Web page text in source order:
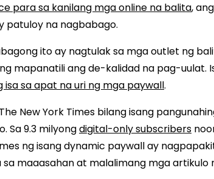
para sa kanilang mga online na balita,
patuloy na nagbabago.
ito ay nagtulak sa mga outlet ng
mapanatili ang de-kalidad na pag-uulat.
sa apat na uri ng mga paywall.
New York Times bilang isang
Sa 9.3 milyongdigital-only subscribers
ng isang dynamic paywall ay
maaasahan at malalimang mga artikulo